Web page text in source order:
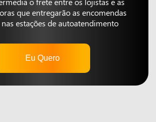
que entregarão as encomendas
estações de autoatendimento
Eu Quero